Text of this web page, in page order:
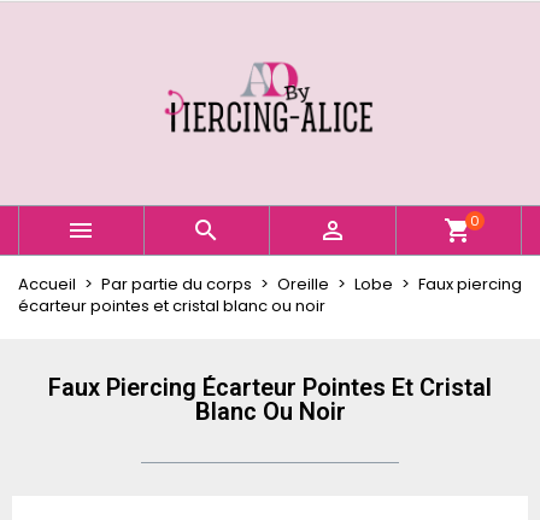
   shopping_cart0
Accueil Par partie du corps Oreille Lobe
Faux piercing
écarteur pointes et cristal blanc ou noir
Faux Piercing Écarteur Pointes Et Cristal
Blanc Ou Noir
Créer une nouvelle liste
Nom de la liste d'envies
Annuler Créer une liste d'envies
Vous devez être connecté pour ajouter des produits
à votre liste d'envies.
Annuler Connexion